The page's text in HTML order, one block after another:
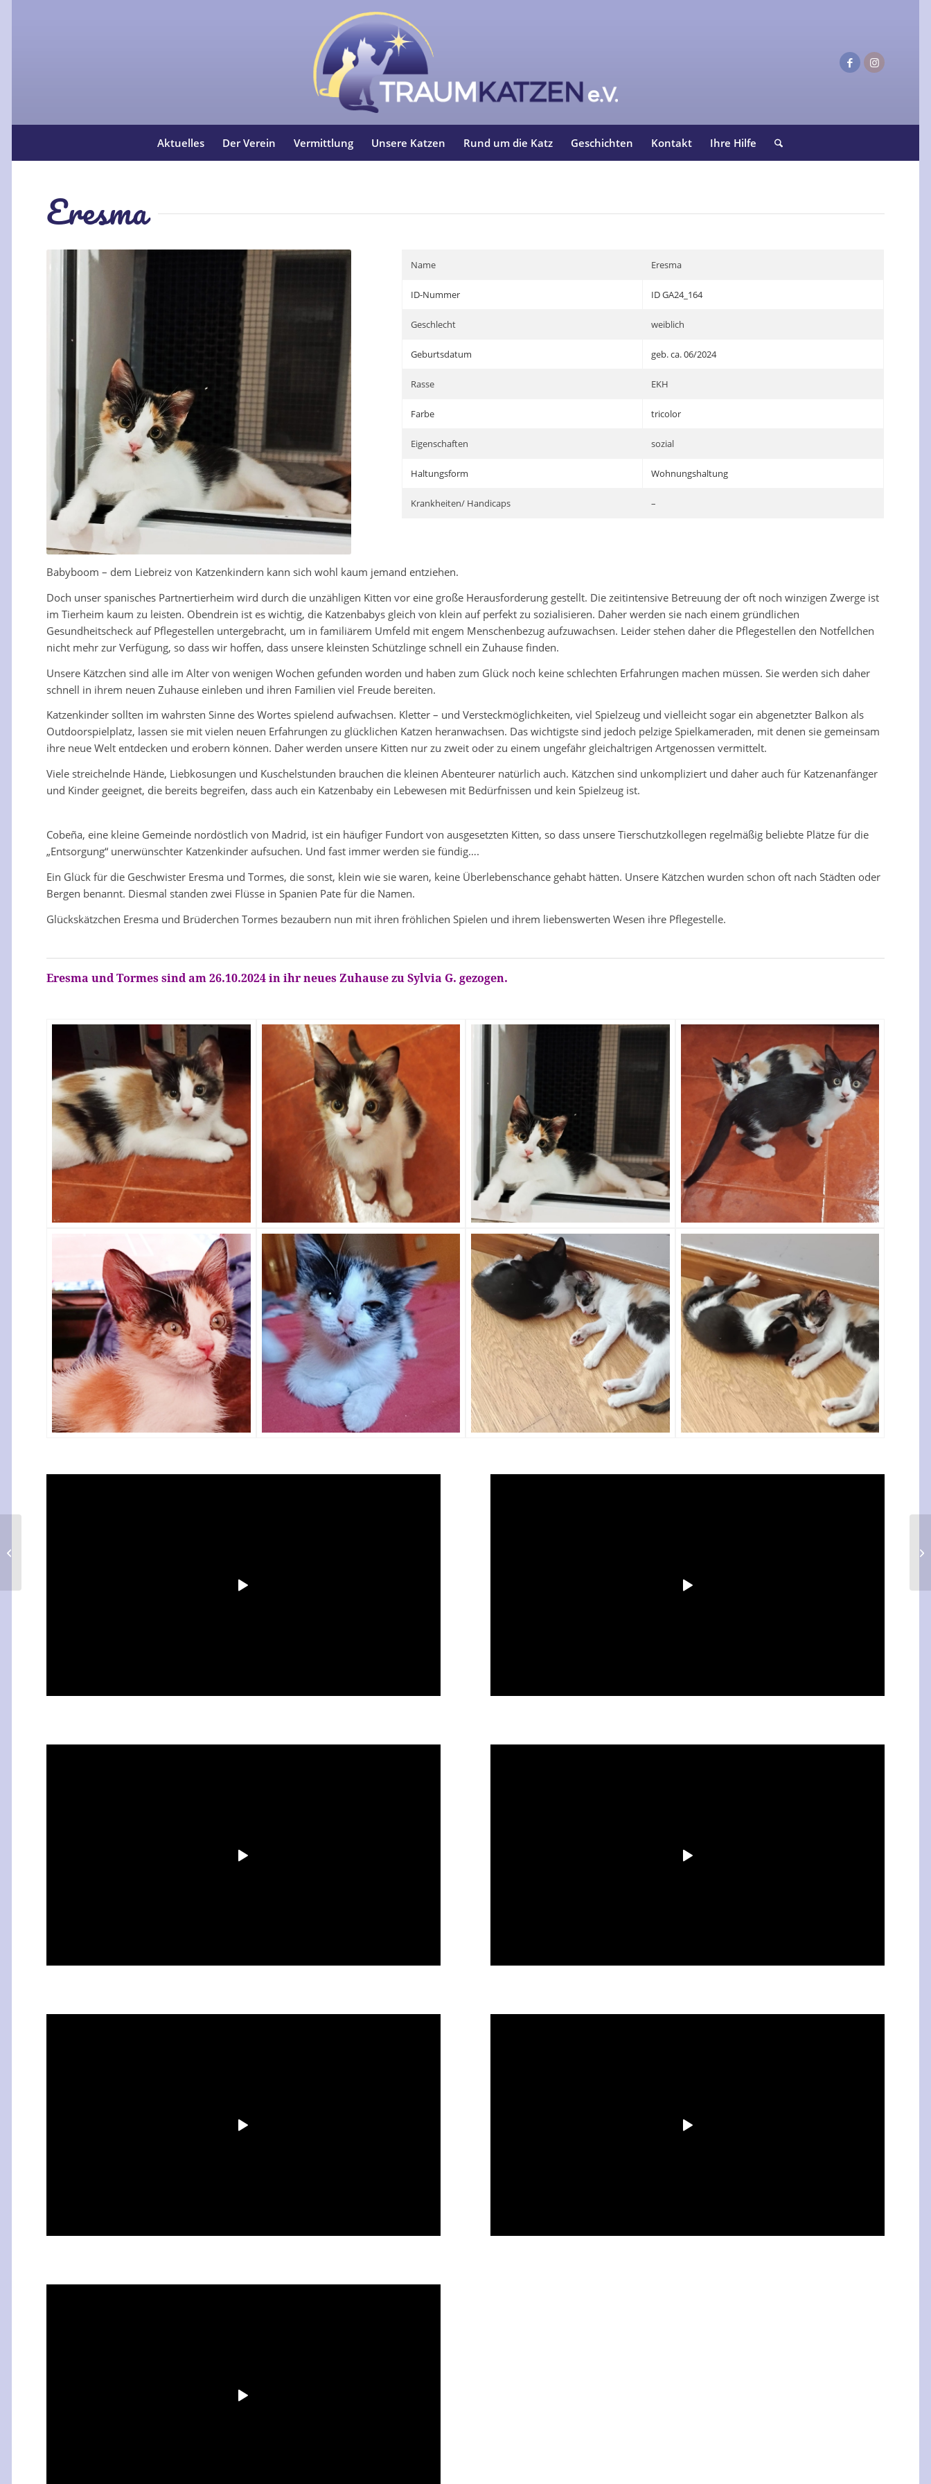
Aktuelles Der Verein Vermittlung Unsere Katzen Rund um die Katz Geschichten Kontakt Ihre Hilfe
Eresma
Name Eresma
ID-Nummer ID GA24_164
Geschlecht weiblich
Geburtsdatum geb. ca. 06/2024
Rasse EKH
Farbe tricolor
Eigenschaften sozial
Haltungsform Wohnungshaltung
Krankheiten/ Handicaps –
Babyboom – dem Liebreiz von Katzenkindern kann sich wohl kaum jemand entziehen.
Doch unser spanisches Partnertierheim wird durch die unzähligen Kitten vor eine große Herausforderung gestellt. Die zeitintensive Betreuung der oft noch winzigen Zwerge ist
im Tierheim kaum zu leisten. Obendrein ist es wichtig, die Katzenbabys gleich von klein auf perfekt zu sozialisieren. Daher werden sie nach einem gründlichen
Gesundheitscheck auf Pflegestellen untergebracht, um in familiärem Umfeld mit engem Menschenbezug aufzuwachsen. Leider stehen daher die Pflegestellen den Notfellchen
nicht mehr zur Verfügung, so dass wir hoffen, dass unsere kleinsten Schützlinge schnell ein Zuhause finden.
Unsere Kätzchen sind alle im Alter von wenigen Wochen gefunden worden und haben zum Glück noch keine schlechten Erfahrungen machen müssen. Sie werden sich daher
schnell in ihrem neuen Zuhause einleben und ihren Familien viel Freude bereiten.
Katzenkinder sollten im wahrsten Sinne des Wortes spielend aufwachsen. Kletter – und Versteckmöglichkeiten, viel Spielzeug und vielleicht sogar ein abgenetzter Balkon als
Outdoorspielplatz, lassen sie mit vielen neuen Erfahrungen zu glücklichen Katzen heranwachsen. Das wichtigste sind jedoch pelzige Spielkameraden, mit denen sie gemeinsam
ihre neue Welt entdecken und erobern können. Daher werden unsere Kitten nur zu zweit oder zu einem ungefähr gleichaltrigen Artgenossen vermittelt.
Viele streichelnde Hände, Liebkosungen und Kuschelstunden brauchen die kleinen Abenteurer natürlich auch. Kätzchen sind unkompliziert und daher auch für Katzenanfänger
und Kinder geeignet, die bereits begreifen, dass auch ein Katzenbaby ein Lebewesen mit Bedürfnissen und kein Spielzeug ist.
Cobeña, eine kleine Gemeinde nordöstlich von Madrid, ist ein häufiger Fundort von ausgesetzten Kitten, so dass unsere Tierschutzkollegen regelmäßig beliebte Plätze für die
„Entsorgung“ unerwünschter Katzenkinder aufsuchen. Und fast immer werden sie fündig….
Ein Glück für die Geschwister Eresma und Tormes, die sonst, klein wie sie waren, keine Überlebenschance gehabt hätten. Unsere Kätzchen wurden schon oft nach Städten oder
Bergen benannt. Diesmal standen zwei Flüsse in Spanien Pate für die Namen.
Glückskätzchen Eresma und Brüderchen Tormes bezaubern nun mit ihren fröhlichen Spielen und ihrem liebenswerten Wesen ihre Pflegestelle.
Eresma und Tormes sind am 26.10.2024 in ihr neues Zuhause zu Sylvia G. gezogen.